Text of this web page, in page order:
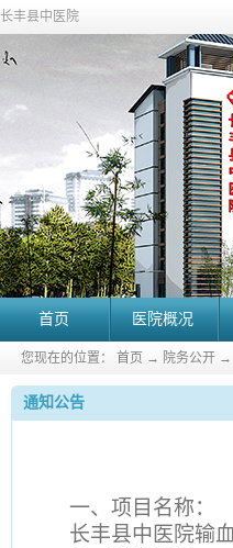
长丰县中医院
首页 医院概况
您现在的位置： 首页 → 院务公开 →
通知公告
一、 项目名称：
长丰县中医院输